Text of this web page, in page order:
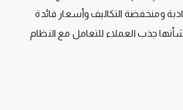
ومنخفضة التكاليف وأسعار فائدة
جذب العملاء للتعامل مع النظام